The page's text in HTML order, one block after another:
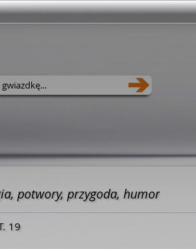
potwory, przygoda, humor
19